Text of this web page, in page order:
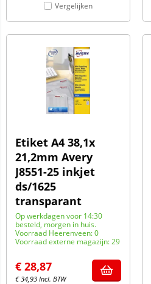
Vergelijken
Etiket A4 38,1x
21,2mm Avery
J8551-25 inkjet
ds/1625
transparant
Op werkdagen voor 14:30
besteld, morgen in huis.
Voorraad Heerenveen: 0
Voorraad externe magazijn: 29
€ 28,87
€34,93 Incl. BTW